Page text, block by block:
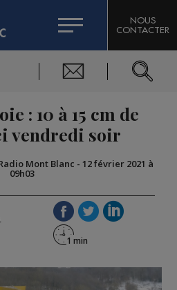
DE L'EXPERT
MACHINERY
DOMAINES SKIABLES
BIGARD
DU MONT-BLANC
NOUS
CONTACTER
: 10 à 15 cm de
vendredi soir
Mont Blanc - 12 février 2021 à
09h03